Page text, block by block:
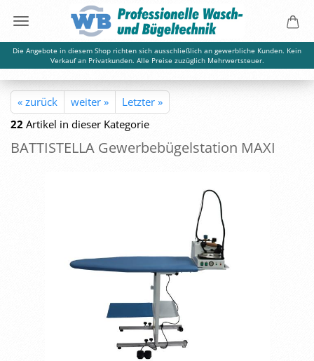
Die Angebote in diesem Shop richten sich ausschließlich an gewerbliche Kunden. Kein
Verkauf an Privatkunden. Alle Preise zuzüglich Mehrwertsteuer.
« zurück weiter »
Letzter »
22 Artikel in dieser Kategorie
BAT­TI­STEL­LA Ge­wer­be­bü­gel­sta­ti­on MAXI